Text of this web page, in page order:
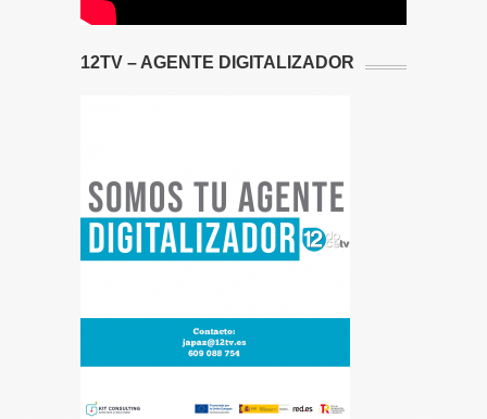
12TV – AGENTE DIGITALIZADOR